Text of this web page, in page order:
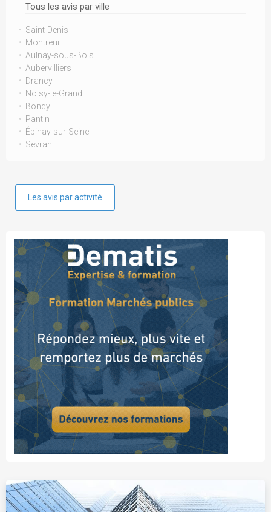
Tous les avis par ville
Saint-Denis
Montreuil
Aulnay-sous-Bois
Aubervilliers
Drancy
Noisy-le-Grand
Bondy
Pantin
Épinay-sur-Seine
Sevran
Les avis par activité